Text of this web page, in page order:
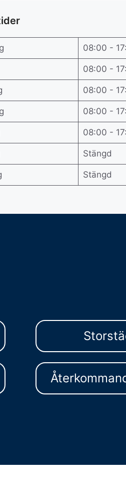
08:00 -
08:00 -
08:00 -
08:00 -
08:00 -
Stängd
Stängd